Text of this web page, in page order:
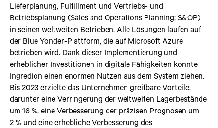
Lieferplanung, Fulfillment und Vertriebs- und
Betriebsplanung (Sales and Operations Planning; S&OP)
in seinen weltweiten Betrieben. Alle Lösungen laufen auf
der Blue Yonder-Plattform, die auf Microsoft Azure
betrieben wird. Dank dieser Implementierung und
erheblicher Investitionen in digitale Fähigkeiten konnte
Ingredion einen enormen Nutzen aus dem System ziehen.
Bis 2023 erzielte das Unternehmen greifbare Vorteile,
darunter eine Verringerung der weltweiten Lagerbestände
um 16 %, eine Verbesserung der präzisen Prognosen um
2 % und eine erhebliche Verbesserung des